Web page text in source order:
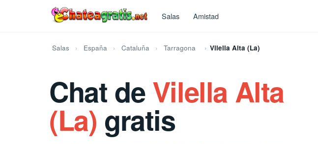
Salas Amistad
Salas España Cataluña Tarragona Vilella Alta (La)
Chat deVilella Alta
(La) gratis